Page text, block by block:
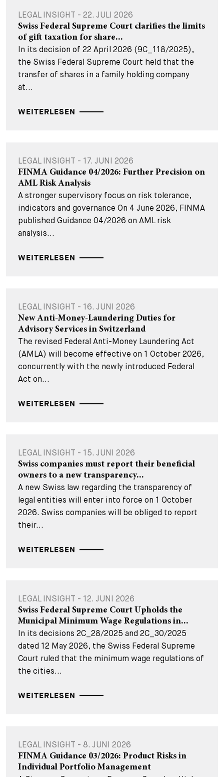
LEGAL INSIGHT - 22. JULI 2026
Swiss Federal Supreme Court clarifies the limits
of gift taxation for share...
In its decision of 22 April 2026 (9C_118/2025),
the Swiss Federal Supreme Court held that the
transfer of shares in a family holding company
at...
WEITERLESEN
LEGAL INSIGHT - 17. JUNI 2026
FINMA Guidance 04/2026: Further Precision on
AML Risk Analysis
A stronger supervisory focus on risk tolerance,
indicators and governance On 4 June 2026, FINMA
published Guidance 04/2026 on AML risk
analysis...
WEITERLESEN
LEGAL INSIGHT - 16. JUNI 2026
New Anti-Money-Laundering Duties for
Advisory Services in Switzerland
The revised Federal Anti-Money Laundering Act
(AMLA) will become effective on 1 October 2026,
concurrently with the newly introduced Federal
Act on...
WEITERLESEN
LEGAL INSIGHT - 15. JUNI 2026
Swiss companies must report their beneficial
owners to a new transparency...
A new Swiss law regarding the transparency of
legal entities will enter into force on 1 October
2026. Swiss companies will be obliged to report
their...
WEITERLESEN
LEGAL INSIGHT - 12. JUNI 2026
Swiss Federal Supreme Court Upholds the
Municipal Minimum Wage Regulations in...
In its decisions 2C_28/2025 and 2C_30/2025
dated 12 May 2026, the Swiss Federal Supreme
Court ruled that the minimum wage regulations of
the cities...
WEITERLESEN
LEGAL INSIGHT - 8. JUNI 2026
FINMA Guidance 03/2026: Product Risks in
Individual Portfolio Management